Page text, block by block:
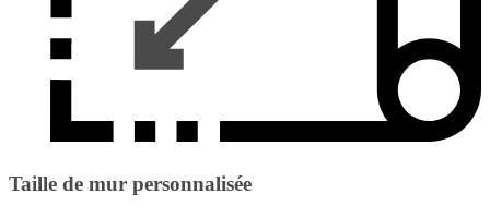
Taille de mur personnalisée